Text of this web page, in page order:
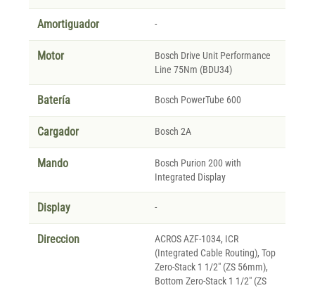
Amortiguador -
Motor
Bosch Drive Unit Performance
Line 75Nm (BDU34)
Batería Bosch PowerTube 600
Cargador Bosch 2A
Mando
Bosch Purion 200 with
Integrated Display
Display -
Direccion
ACROS AZF-1034, ICR
(Integrated Cable Routing), Top
Zero-Stack 1 1/2" (ZS 56mm),
Bottom Zero-Stack 1 1/2" (ZS